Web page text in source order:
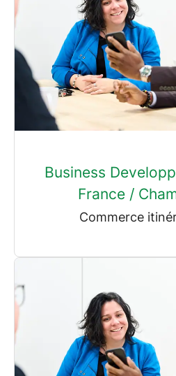
Business
France /
Commerce